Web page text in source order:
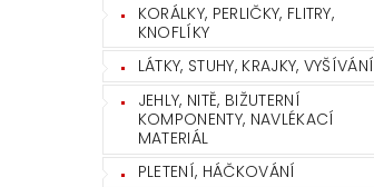
KORÁLKY, PERLIČKY, FLITRY,
KNOFLÍKY
LÁTKY, STUHY, KRAJKY, VYŠÍVÁNÍ
JEHLY, NITĚ, BIŽUTERNÍ
KOMPONENTY, NAVLÉKACÍ
MATERIÁL
PLETENÍ, HÁČKOVÁNÍ